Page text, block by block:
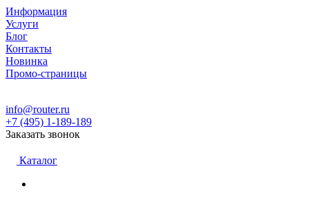
Информация
Услуги
Блог
Контакты
Новинка
Промо-страницы
info@router.ru
+7 (495) 1-189-189
Заказать звонок
Каталог